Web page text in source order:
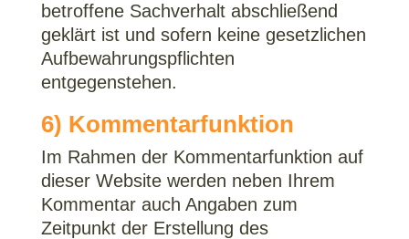
betroffene Sachverhalt abschließend
geklärt ist und sofern keine gesetzlichen
Aufbewahrungspflichten
entgegenstehen.
6) Kommentarfunktion
Im Rahmen der Kommentarfunktion auf
dieser Website werden neben Ihrem
Kommentar auch Angaben zum
Zeitpunkt der Erstellung des